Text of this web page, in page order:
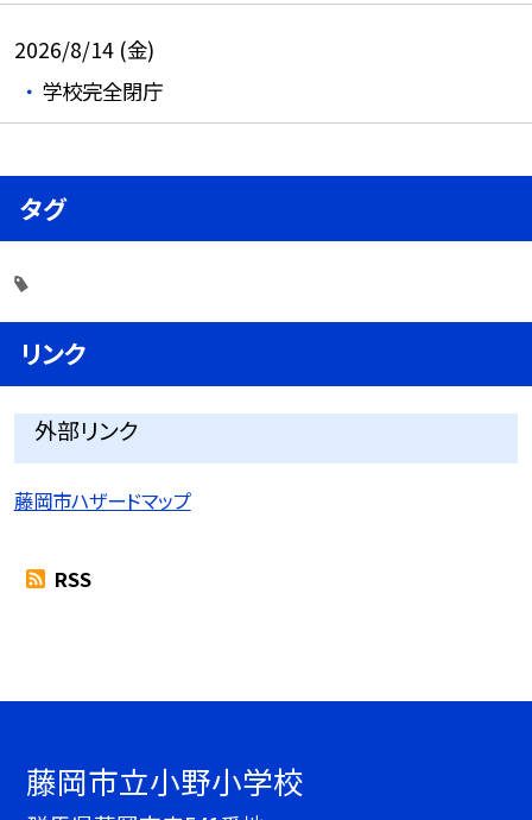
2026/8/14 (金)
学校完全閉庁
タグ
リンク
外部リンク
藤岡市ハザードマップ
RSS
藤岡市立小野小学校